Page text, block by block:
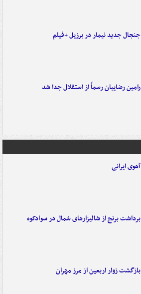
جنجال جدید نیمار در برزیل +فیلم
رامین رضاییان رسماً از استقلال جدا شد
آهوی ایرانی
برداشت برنج از شالیزارهای شمال در سوادکوه
بازگشت زوار اربعین از مرز مهران